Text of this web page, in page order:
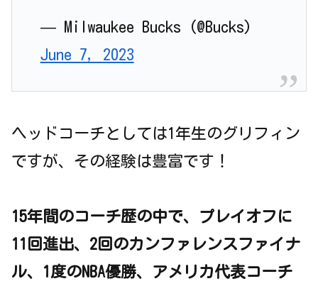
— Milwaukee Bucks (@Bucks)
June 7, 2023
ヘッドコーチとしては1年生のグリフィン
ですが、その経験は豊富です！
15年間のコーチ歴の中で、プレイオフに
11回進出、2回のカンファレンスファイナ
ル、1度のNBA優勝、アメリカ代表コーチ